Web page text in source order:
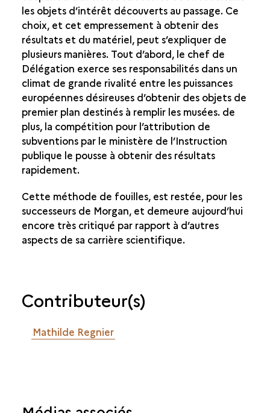
les objets d’intérêt découverts au passage. Ce
choix, et cet empressement à obtenir des
résultats et du matériel, peut s’expliquer de
plusieurs manières. Tout d’abord, le chef de
Délégation exerce ses responsabilités dans un
climat de grande rivalité entre les puissances
européennes désireuses d’obtenir des objets de
premier plan destinés à remplir les musées. de
plus, la compétition pour l’attribution de
subventions par le ministère de l’Instruction
publique le pousse à obtenir des résultats
rapidement.
Cette méthode de fouilles, est restée, pour les
successeurs de Morgan, et demeure aujourd’hui
encore très critiqué par rapport à d’autres
aspects de sa carrière scientifique.
Contributeur(s)
Mathilde Regnier